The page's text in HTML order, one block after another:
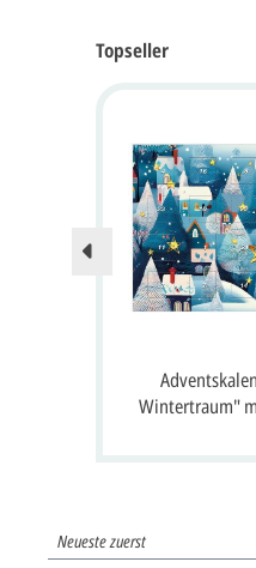
Topseller
Wintertraum"